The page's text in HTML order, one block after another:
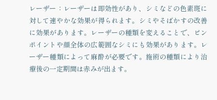
レーザー ：レーザーは即効性があり、シミなどの色素斑に
対して速やかな効果が得られます。シミやそばかすの改善
に効果があります。レーザーの種類を変えることで、ピン
ポイントや顔全体の広範囲なシミにも効果があります。レ
ーザー種類によって麻酔が必要です。施術の種類により治
療後の一定期間は赤みが出ます。